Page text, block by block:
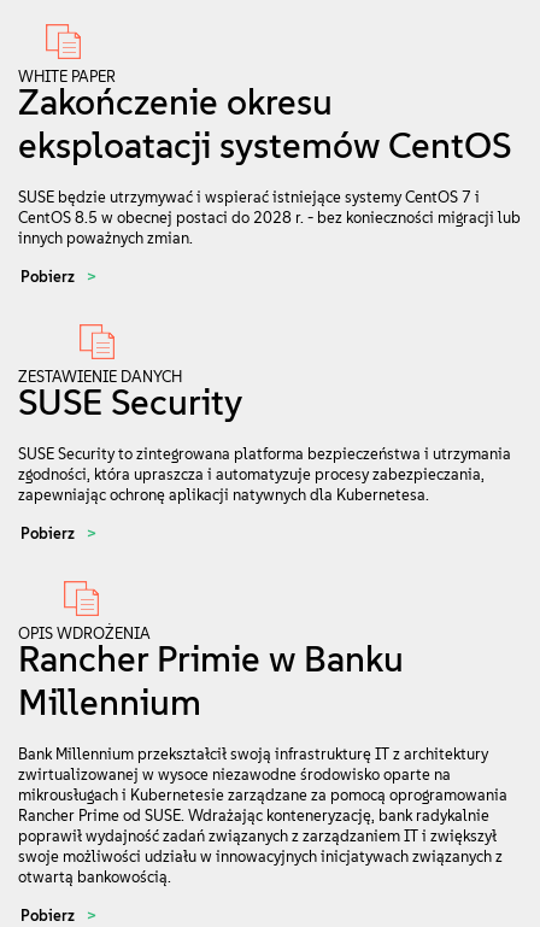
WHITE PAPER
Zakończenie okresu
eksploatacji systemów CentOS
SUSE będzie utrzymywać i wspierać istniejące systemy CentOS 7 i
CentOS 8.5 w obecnej postaci do 2028 r. - bez konieczności migracji lub
innych poważnych zmian.
Pobierz
ZESTAWIENIE DANYCH
SUSE Security
SUSE Security to zintegrowana platforma bezpieczeństwa i utrzymania
zgodności, która upraszcza i automatyzuje procesy zabezpieczania,
zapewniając ochronę aplikacji natywnych dla Kubernetesa.
Pobierz
OPIS WDROŻENIA
Rancher Primie w Banku
Millennium
Bank Millennium przekształcił swoją infrastrukturę IT z architektury
zwirtualizowanej w wysoce niezawodne środowisko oparte na
mikrousługach i Kubernetesie zarządzane za pomocą oprogramowania
Rancher Prime od SUSE. Wdrażając konteneryzację, bank radykalnie
poprawił wydajność zadań związanych z zarządzaniem IT i zwiększył
swoje możliwości udziału w innowacyjnych inicjatywach związanych z
otwartą bankowością.
Pobierz